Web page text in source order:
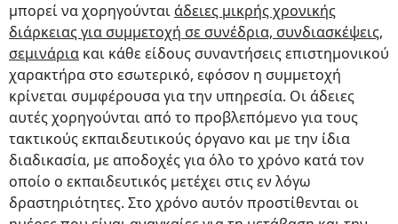
μπορεί να χορηγούνταιάδειες μικρής χρονικής
διάρκειας για συμμετοχή σε συνέδρια, συνδιασκέψεις,
σεμινάρια και κάθε είδους συναντήσεις επιστημονικού
χαρακτήρα στο εσωτερικό, εφόσον η συμμετοχή
κρίνεται συμφέρουσα για την υπηρεσία. Οι άδειες
αυτές χορηγούνται από το προβλεπόμενο για τους
τακτικούς εκπαιδευτικούς όργανο και με την ίδια
διαδικασία, με αποδοχές για όλο το χρόνο κατά τον
οποίο ο εκπαιδευτικός μετέχει στις εν λόγω
δραστηριότητες. Στο χρόνο αυτόν προστίθενται οι